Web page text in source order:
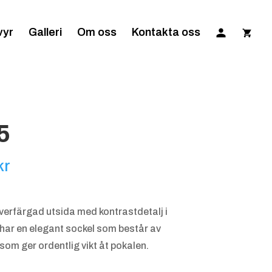
Galleri Om oss Kontakta oss
Prisintervall:
625.00 krutsida med kontrastdetalj i
en elegant sockel som består av
ger ordentlig vikt åt pokalen.